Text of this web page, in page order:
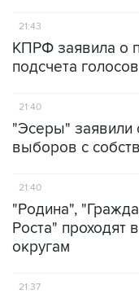
21:43
КПРФ заявила о
подсчета
21:40
"Эсеры" заявили
выборов с
21:40
"Родина",
Роста" проходят
округам
21:37